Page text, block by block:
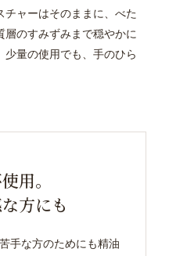
チャーはそのままに、べた
のすみずみまで穏やかに
量の使用でも、手のひら
用。
方にも
手な方のためにも精油